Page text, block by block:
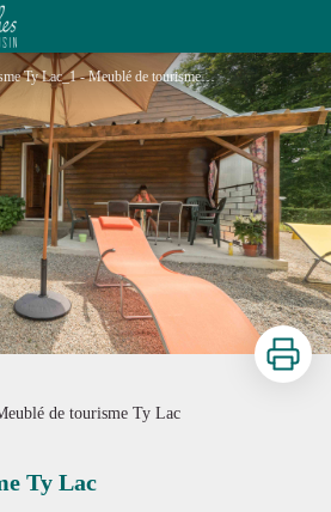
Meublé de tourisme Ty Lac_1 - Meublé de tourisme Ty Lac
Imprimer
de tourisme Ty Lac
Ty Lac